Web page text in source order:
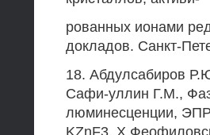
рованных ионами
докладов. Санкт-
18. Абдулсабиров
Сафи-уллин Г.М.,
люминесценции,
KZnF3. X